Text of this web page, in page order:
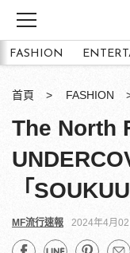
FASHION
首頁 FASHION
The North
「
MF流行速報 2024年4月